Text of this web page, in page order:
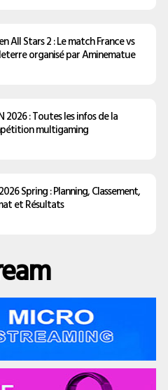
All Stars 2 : Le match France vs
organisé par Aminematue
2026 : Toutes les infos de la
multigaming
Spring : Planning, Classement,
et Résultats